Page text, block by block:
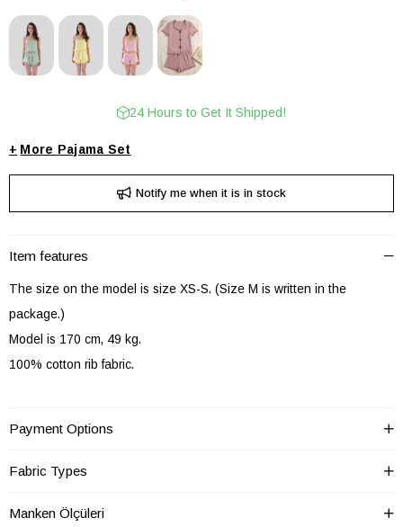
24 Hours to Get It Shipped!
+ Pajama Set
Notify me when it is in stock
Item features
The size on the model is size XS-S. (Size M is written in the
package.)
Model is 170 cm, 49 kg.
100% cotton rib fabric.
PTAKIM Alt-Üst
Takım
PTAKIM Bel
Payment Options
Fabric Types
Manken Ölçüleri